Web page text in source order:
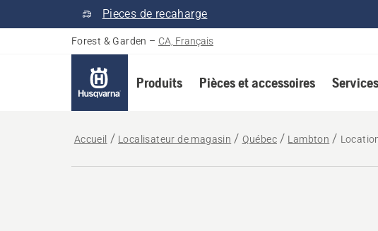
Pieces de recaharge
Forest & Garden – CA, Français
Produits Pièces et accessoires Services
Accueil Localisateur de magasin Québec Lambton